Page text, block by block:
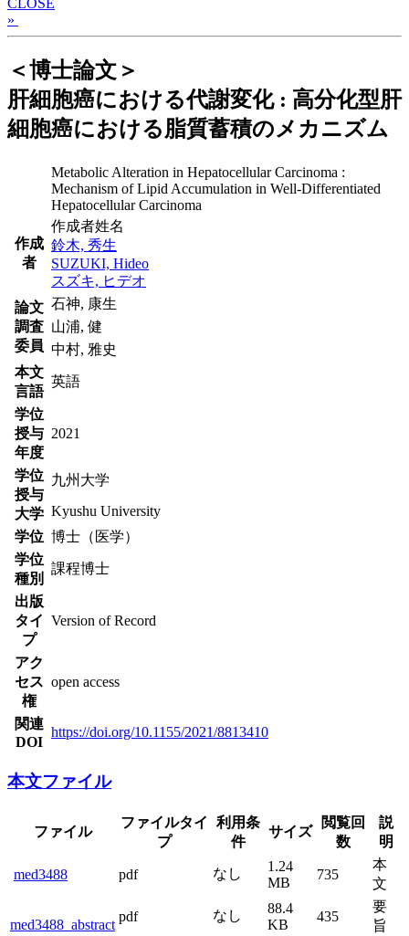
»
＜博士論文＞
肝細胞癌における代謝変化 : 高分化型肝
細胞癌における脂質蓄積のメカニズム
Metabolic Alteration in Hepatocellular Carcinoma :
Mechanism of Lipid Accumulation in Well-Differentiated
Hepatocellular Carcinoma
作成
者
作成者姓名
鈴木, 秀生
SUZUKI, Hideo
スズキ, ヒデオ
論文
調査
委員
石神, 康生
山浦, 健
中村, 雅史
本文
言語
英語
学位
授与
年度
2021
学位
授与
大学
九州大学
Kyushu University
学位 博士（医学）
学位
種別
課程博士
出版
タイ
プ
Version of Record
アク
セス
権
open access
関連
DOI
https://doi.org/10.1155/2021/8813410
本文ファイル
ファイル
ファイルタ
イプ
利用条
件
サイズ
閲覧回
数
説
明
med3488 pdf なし
1.24
MB
735
本
文
med3488_abstract
pdf なし
88.4
KB
435
要
旨